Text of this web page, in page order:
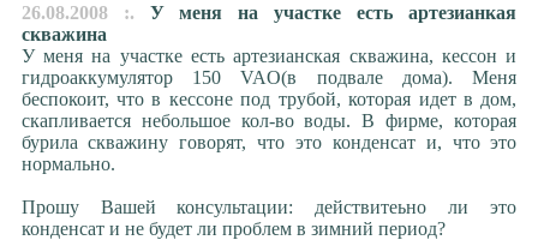
26.08.2008 :. У меня на участке есть артезианкая
скважина
У меня на участке есть артезианская скважина, кессон и
гидроаккумулятор 150 VAO(в подвале дома). Меня
беспокоит, что в кессоне под трубой, которая идет в дом,
скапливается небольшое кол-во воды. В фирме, которая
бурила скважину говорят, что это конденсат и, что это
нормально.
Прошу Вашей консультации: действитеьно ли это
конденсат и не будет ли проблем в зимний период?